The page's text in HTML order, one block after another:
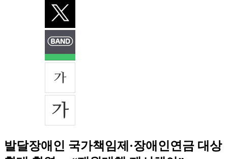
발달장애인 국가책임제·장애인연금 대상